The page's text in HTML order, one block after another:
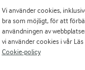
Vi använder cookies,
bra som möjligt, för att
användningen av
vi använder cookies i vår Läs
Cookie-policy